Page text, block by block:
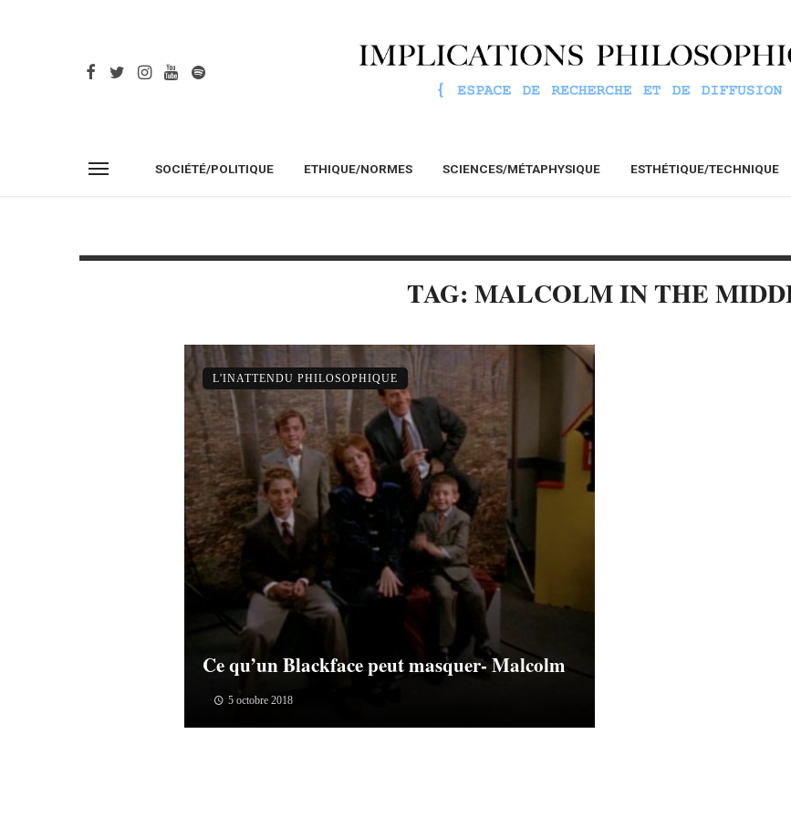
SOCIÉTÉ/POLITIQUE ETHIQUE/NORMES SCIENCES/MÉTAPHYSIQUE ESTHÉTIQUE/TECHNIQUE
TAG: MALCOLM IN THE
Ce qu’un Blackface peut masquer- Malcolm
5 octobre 2018
L'INATTENDU PHILOSOPHIQUE